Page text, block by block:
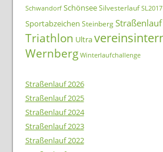
Schwandorf Schönsee Silvesterlauf SL2017
Sportabzeichen Steinberg Straßenlauf
Triathlon Ultra
Wernberg Winterlaufchallenge
Straßenlauf 2026
Straßenlauf 2025
Straßenlauf 2024
Straßenlauf 2023
Straßenlauf 2022